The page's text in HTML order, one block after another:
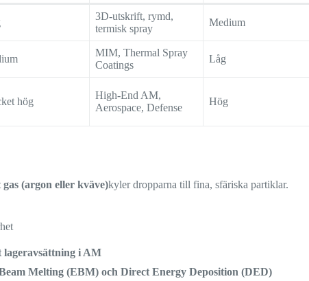
3D-utskrift, rymd,
termisk spray
Medium
MIM, Thermal Spray
Coatings
Låg
hög
High-End AM,
Aerospace, Defense
Hög
(argon eller kväve)kyler dropparna till fina, sfäriska partiklar.
lageravsättning i AM
Melting (EBM) och Direct Energy Deposition (DED)